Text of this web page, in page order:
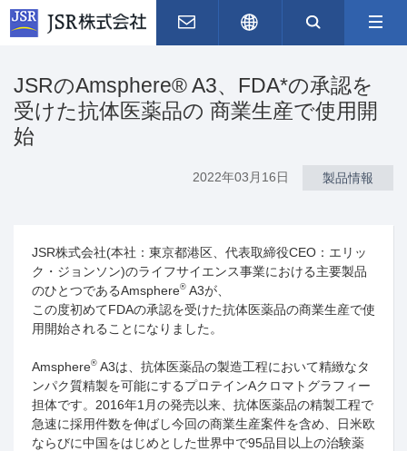
お問い合わせEnglish サイト内
JSRのAmsphere® A3、FDA*の承認を
受けた抗体医薬品の 商業生産で使用開
始
2022年03月16日 製品情報
JSR株式会社(本社：東京都港区、代表取締役CEO ：エリッ
ク・ジョンソン)のライフサイエンス事業における主要製品
のひとつであるAmsphere® A3が、
この度初めてFDAの承認を受けた抗体医薬品の商業生産で使
用開始されることになりました。
Amsphere® A3は、抗体医薬品の製造工程において精緻なタ
ンパク質精製を可能にするプロテインAクロマトグラフィー
担体です。 2016年1 月の発売以来、抗体医薬品の精製工程で
急速に採用件数を伸ばし今回の商業生産案件を含め、日米欧
ならびに中国をはじめとした世界中で95品目以上の治験薬